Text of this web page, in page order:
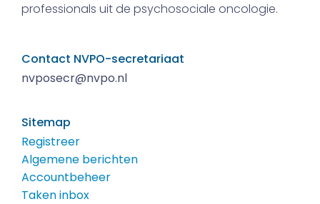
professionals uit de psychosociale oncologie.
Contact NVPO-secretariaat
nvposecr@nvpo.nl
Sitemap
Registreer
Algemene berichten
Accountbeheer
Taken inbox